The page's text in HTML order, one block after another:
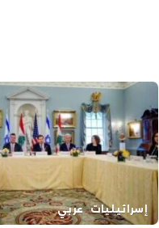
إسرائيليات عربي